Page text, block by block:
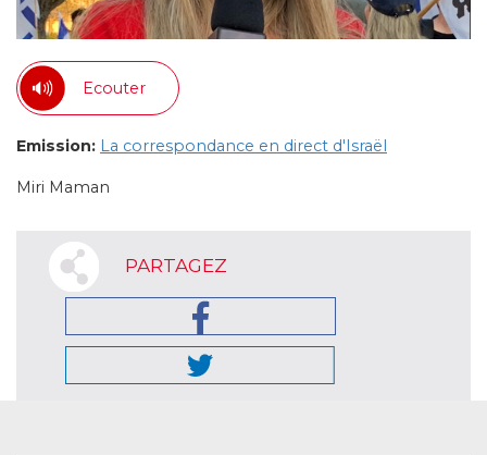
Ecouter
Emission: La correspondance en direct d'Israël
Miri Maman
PARTAGEZ